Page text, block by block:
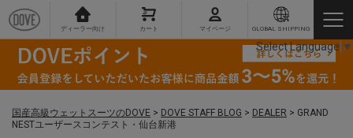
ディーラー向け カート マイページ GLOBAL SHIPPING
国産高級ウェットスーツのDOVE > DOVE STAFF BLOG > DEALER > GRAND
NESTユーザースコンテスト・仙台新港
Select Language ▼